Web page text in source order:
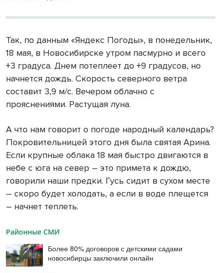
Так, по данным «Яндекс Погоды», в понедельник,
18 мая, в Новосибирске утром пасмурно и всего
+3 градуса. Днем потеплеет до +9 градусов, но
начнется дождь. Скорость северного ветра
составит 3,9 м/с. Вечером облачно с
прояснениями. Растущая луна.
А что нам говорит о погоде народный календарь?
Покровительницей этого дня была святая Арина.
Если крупные облака 18 мая быстро двигаются в
небе с юга на север – это примета к дождю,
говорили наши предки. Гусь сидит в сухом месте
– скоро будет холодать, а если в воде плещется
– начнет теплеть.
Районные СМИ
Более 80% договоров с детскими садами
новосибирцы заключили онлайн